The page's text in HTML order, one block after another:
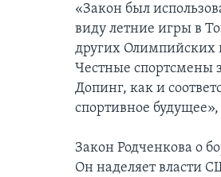
«Закон был
виду летние игры в
других Олимпийских
Честные спортсмены
Допинг, как и
спортивное
Закон Родченкова о
Он наделяет власти